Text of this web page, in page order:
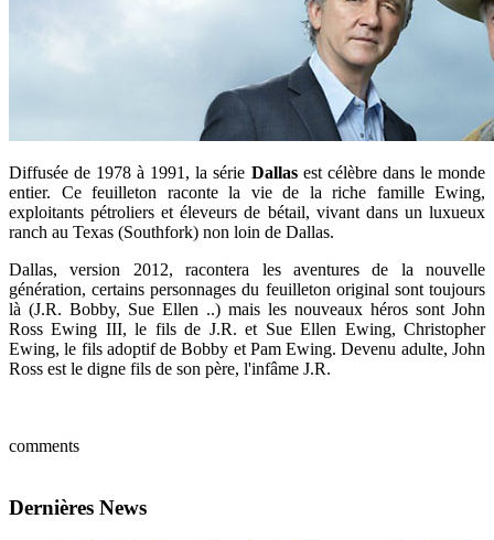
Diffusée de 1978 à 1991, la série Dallasest célèbre dans le monde
entier. Ce feuilleton raconte la vie de la riche famille Ewing,
exploitants pétroliers et éleveurs de bétail, vivant dans un luxueux
ranch au Texas (Southfork) non loin de Dallas.
Dallas, version 2012, racontera les aventures de la nouvelle
génération, certains personnages du feuilleton original sont toujours
là (J.R. Bobby, Sue Ellen ..) mais les nouveaux héros sont John
Ross Ewing III, le fils de J.R. et Sue Ellen Ewing, Christopher
Ewing, le fils adoptif de Bobby et Pam Ewing. Devenu adulte, John
Ross est le digne fils de son père, l'infâme J.R.
comments
Dernières News